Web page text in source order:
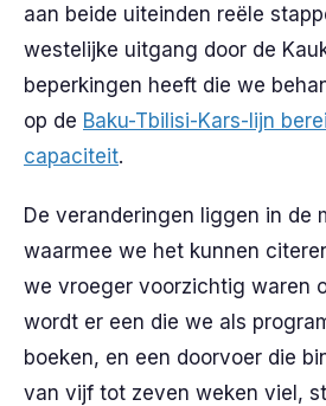
aan beide uiteinden reële
westelijke uitgang door de
beperkingen heeft die we
op de Baku-Tbilisi-Kars-lijn
capaciteit.
De veranderingen liggen in de
waarmee we het kunnen
we vroeger voorzichtig waren
wordt er een die we als
boeken, en een doorvoer die
van vijf tot zeven weken viel,